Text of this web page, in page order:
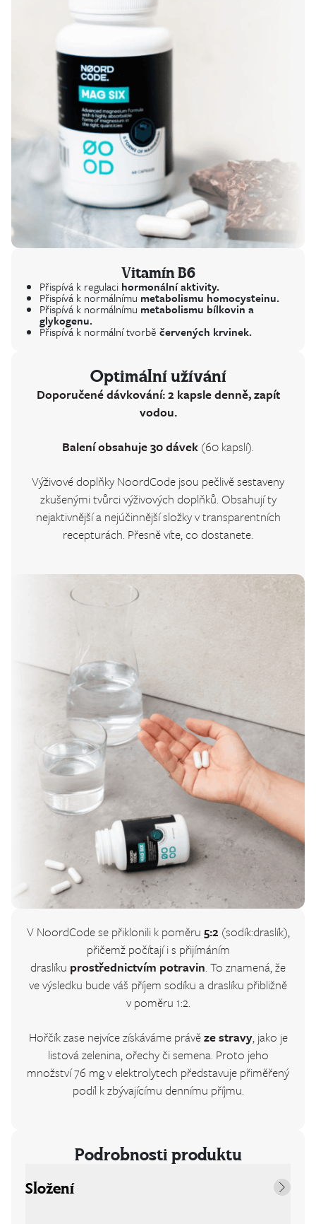
Vitamín B6
Přispívá k regulaci hormonální aktivity.
Přispívá k normálnímu metabolismu homocysteinu.
Přispívá k normálnímu metabolismu bílkovin a
glykogenu.
Přispívá k normální tvorbě červených krvinek.
Optimální užívání
Doporučené dávkování: 2 kapsle denně, zapít
vodou.
Balení obsahuje 30 dávek (60 kapslí).
Výživové doplňky NoordCode jsou pečlivě sestaveny
zkušenými tvůrci výživových doplňků. Obsahují ty
nejaktivnější a nejúčinnější složky v transparentních
recepturách. Přesně víte, co dostanete.
V NoordCode se přiklonili k poměru 5:2 (sodík:draslík),
přičemž počítají i s přijímáním
draslíku prostřednictvím potravin. To znamená, že
ve výsledku bude váš příjem sodíku a draslíku přibližně
v poměru 1:2.
Hořčík zase nejvíce získáváme právěze stravy, jako je
listová zelenina, ořechy či semena. Proto jeho
množství 76 mg v elektrolytech představuje přiměřený
podíl k zbývajícímu dennímu příjmu.
Podrobnosti produktu
Složení